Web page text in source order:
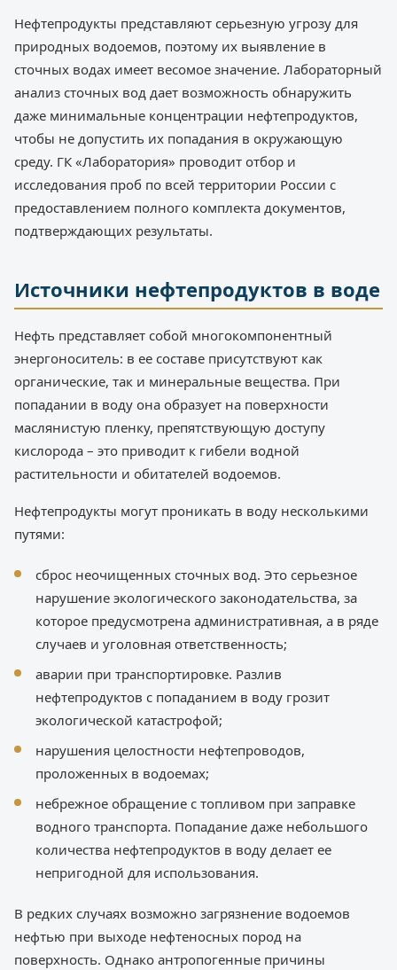
Нефтепродукты представляют серьезную угрозу для
природных водоемов, поэтому их выявление в
сточных водах имеет весомое значение. Лабораторный
анализ сточных вод дает возможность обнаружить
даже минимальные концентрации нефтепродуктов,
чтобы не допустить их попадания в окружающую
среду. ГК «Лаборатория» проводит отбор и
исследования проб по всей территории России с
предоставлением полного комплекта документов,
подтверждающих результаты.
Источники нефтепродуктов в воде
Нефть представляет собой многокомпонентный
энергоноситель: в ее составе присутствуют как
органические, так и минеральные вещества. При
попадании в воду она образует на поверхности
маслянистую пленку, препятствующую доступу
кислорода – это приводит к гибели водной
растительности и обитателей водоемов.
Нефтепродукты могут проникать в воду несколькими
путями:
сброс неочищенных сточных вод. Это серьезное
нарушение экологического законодательства, за
которое предусмотрена административная, а в ряде
случаев и уголовная ответственность;
аварии при транспортировке. Разлив
нефтепродуктов с попаданием в воду грозит
экологической катастрофой;
нарушения целостности нефтепроводов,
проложенных в водоемах;
небрежное обращение с топливом при заправке
водного транспорта. Попадание даже небольшого
количества нефтепродуктов в воду делает ее
непригодной для использования.
В редких случаях возможно загрязнение водоемов
нефтью при выходе нефтеносных пород на
поверхность. Однако антропогенные причины